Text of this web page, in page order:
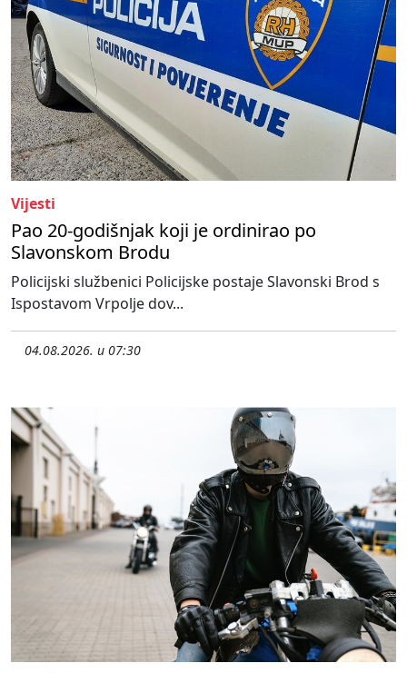
Vijesti
Pao 20-godišnjak koji je ordinirao po
Slavonskom Brodu
Policijski službenici Policijske postaje Slavonski Brod s
Ispostavom Vrpolje dov...
04.08.2026. u 07:30